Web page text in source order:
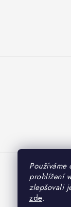
prohlížení
zlepšovali
zde.